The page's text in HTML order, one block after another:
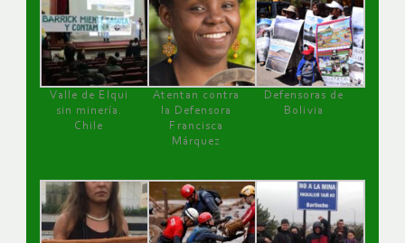
Valle de Elqui
sin minería.
Chile
Atentan contra
la Defensora
Francisca
Márquez
Defensoras de
Bolivia